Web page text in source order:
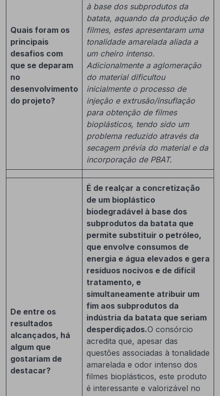
Quais foram os
principais
desafios com
que se deparam
no
desenvolvimento
do projeto?
à base dos subprodutos da
batata, aquando da produção de
filmes, estes apresentaram uma
tonalidade amarelada aliada a
um cheiro intenso.
Adicionalmente a aglomeração
do material dificultou
inicialmente o processo de
injeção e extrusão/insuflação
para obtenção de filmes
bioplásticos, tendo sido um
problema reduzido através da
secagem prévia do material e da
incorporação de PBAT.
De entre os
resultados
alcançados, há
algum que
gostariam de
destacar?
É de realçar a concretização
de um bioplástico
biodegradável à base dos
subprodutos da batata que
permite substituir o petróleo,
que envolve consumos de
energia e água elevados e gera
resíduos nocivos e de difícil
tratamento, e
simultaneamente atribuir um
fim aos subprodutos da
indústria da batata que seriam
desperdiçados.O consórcio
acredita que, apesar das
questões associadas à tonalidade
amarelada e odor intenso dos
filmes bioplásticos, este produto
é interessante e valorizável no